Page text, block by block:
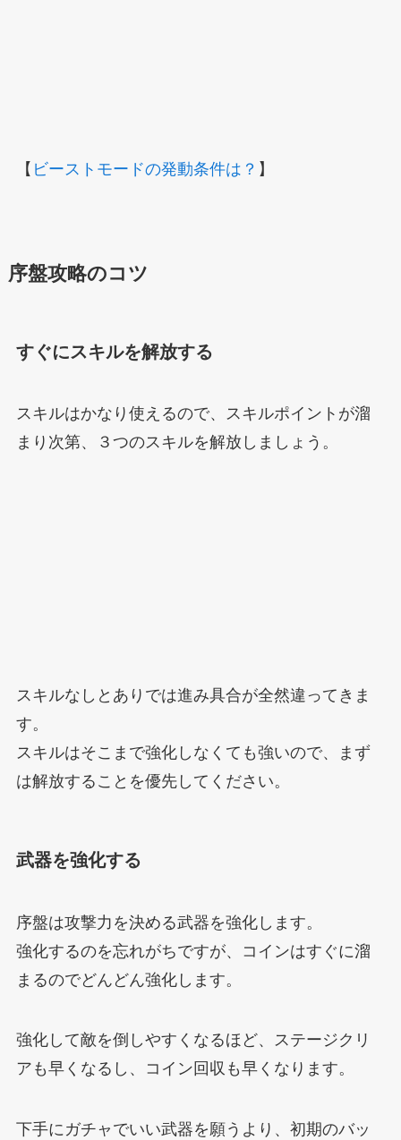
【 ビーストモードの発動条件は？ 】
序盤攻略のコツ
すぐにスキルを解放する
スキルはかなり使えるので、スキルポイントが溜
まり次第、３つのスキルを解放しましょう。
スキルなしとありでは進み具合が全然違ってきま
す。
スキルはそこまで強化しなくても強いので、まず
は解放することを優先してください。
武器を強化する
序盤は攻撃力を決める武器を強化します。
強化するのを忘れがちですが、コインはすぐに溜
まるのでどんどん強化します。
強化して敵を倒しやすくなるほど、ステージクリ
アも早くなるし、コイン回収も早くなります。
下手にガチャでいい武器を願うより、初期のバッ